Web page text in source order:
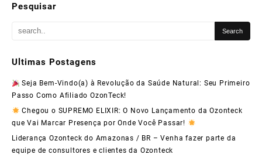
Pesquisar
Ultimas Postagens
Seja Bem-Vindo(a) à Revolução da Saúde Natural: Seu Primeiro
Passo Como Afiliado OzonTeck!
Chegou o SUPREMO ELIXIR: O Novo Lançamento da Ozonteck
que Vai Marcar Presença por Onde Você Passar!
Liderança Ozonteck do Amazonas / BR – Venha fazer parte da
equipe de consultores e clientes da Ozonteck